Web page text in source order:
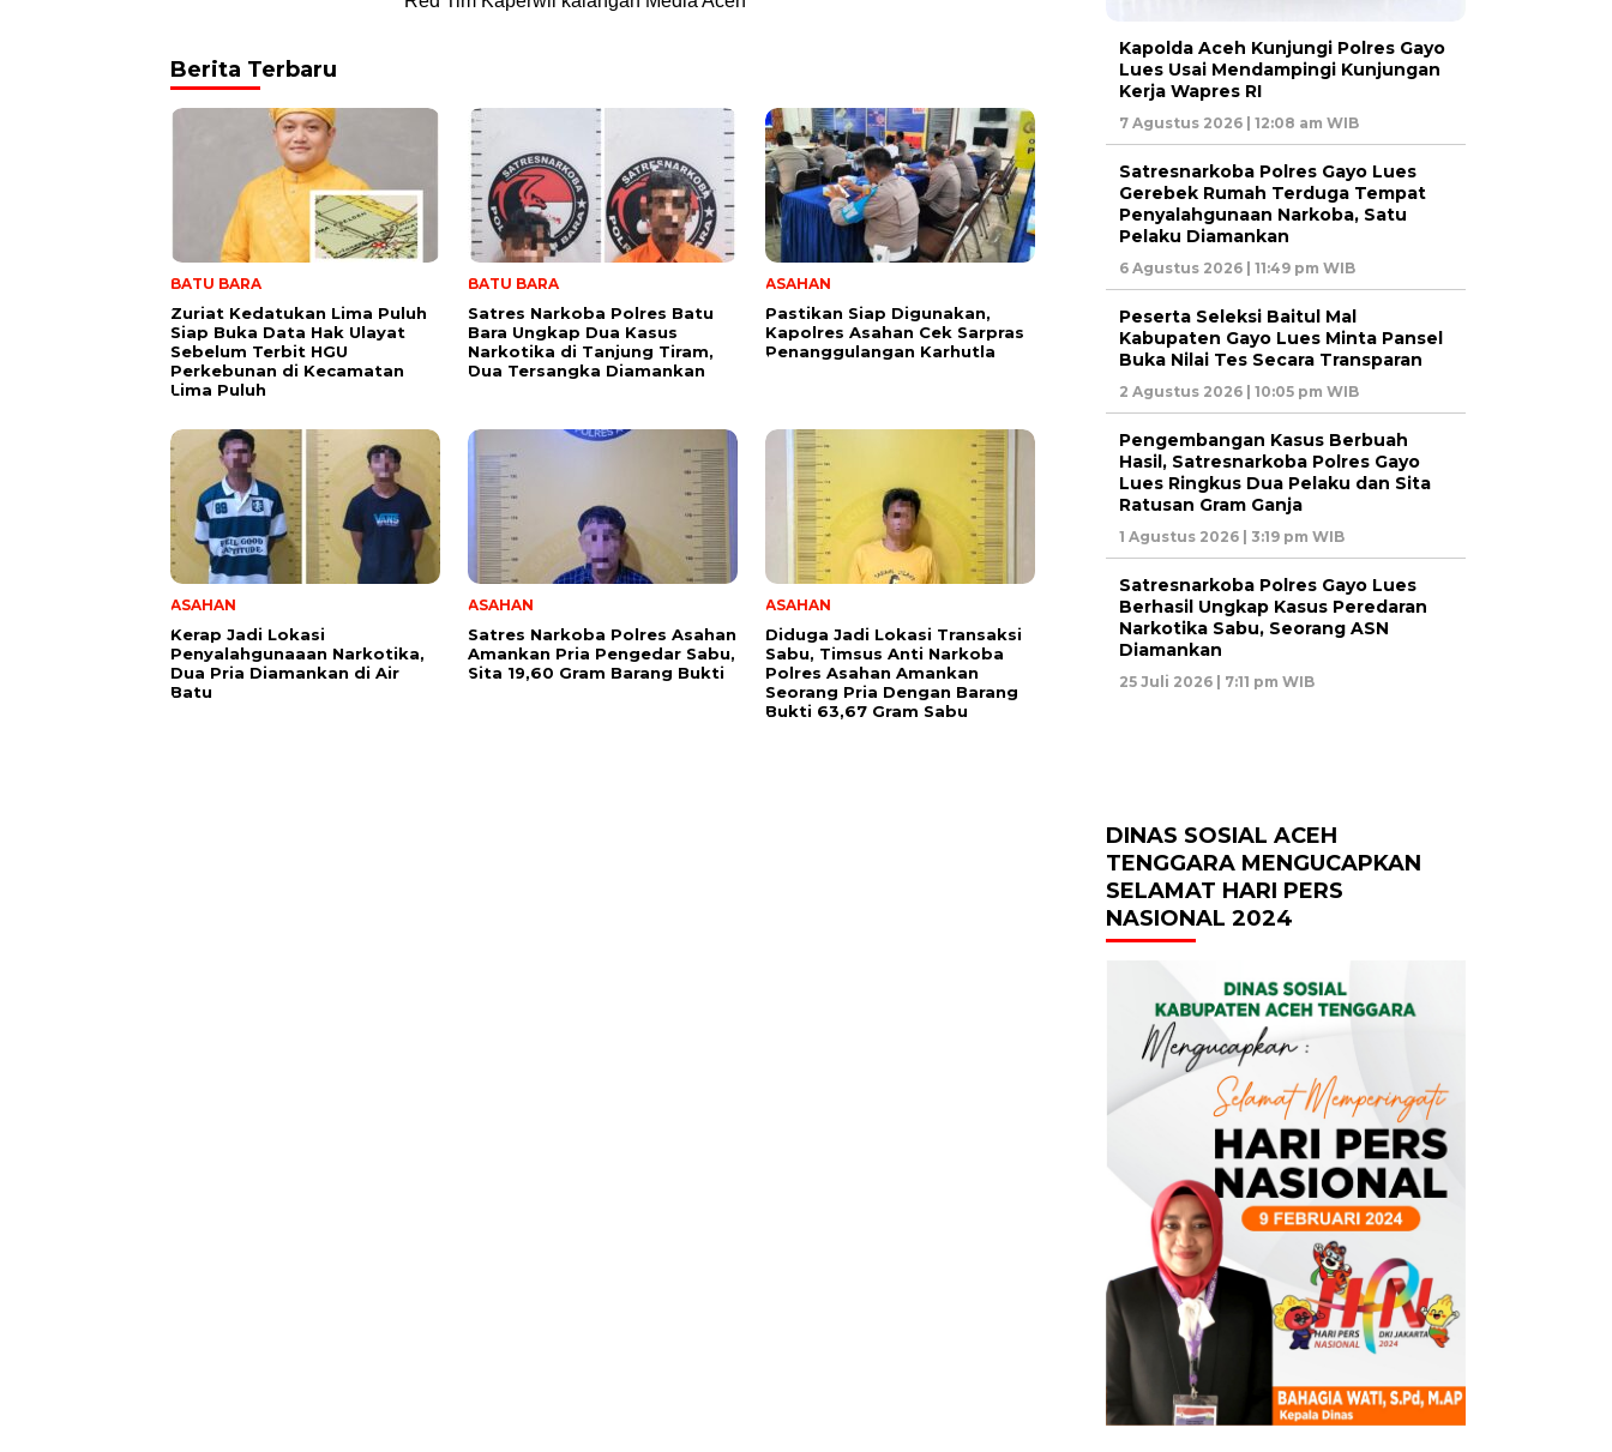
Berita Terbaru
BATU BARA
Zuriat Kedatukan Lima Puluh
Siap Buka Data Hak Ulayat
Sebelum Terbit HGU
Perkebunan di Kecamatan
Lima Puluh
BATU BARA
Satres Narkoba Polres Batu
Bara Ungkap Dua Kasus
Narkotika di Tanjung Tiram,
Dua Tersangka Diamankan
ASAHAN
Pastikan Siap Digunakan,
Kapolres Asahan Cek Sarpras
Penanggulangan Karhutla
ASAHAN
Kerap Jadi Lokasi
Penyalahgunaaan Narkotika,
Dua Pria Diamankan di Air
Batu
ASAHAN
Satres Narkoba Polres Asahan
Amankan Pria Pengedar Sabu,
Sita 19,60 Gram Barang Bukti
ASAHAN
Diduga Jadi Lokasi Transaksi
Sabu, Timsus Anti Narkoba
Polres Asahan Amankan
Seorang Pria Dengan Barang
Bukti 63,67 Gram Sabu
Kapolda Aceh Kunjungi Polres Gayo
Lues Usai Mendampingi Kunjungan
Kerja Wapres RI
7 Agustus 2026 | 12:08 am WIB
Satresnarkoba Polres Gayo Lues
Gerebek Rumah Terduga Tempat
Penyalahgunaan Narkoba, Satu
Pelaku Diamankan
6 Agustus 2026 | 11:49 pm WIB
Peserta Seleksi Baitul Mal
Kabupaten Gayo Lues Minta Pansel
Buka Nilai Tes Secara Transparan
2 Agustus 2026 | 10:05 pm WIB
Pengembangan Kasus Berbuah
Hasil, Satresnarkoba Polres Gayo
Lues Ringkus Dua Pelaku dan Sita
Ratusan Gram Ganja
1 Agustus 2026 | 3:19 pm WIB
Satresnarkoba Polres Gayo Lues
Berhasil Ungkap Kasus Peredaran
Narkotika Sabu, Seorang ASN
Diamankan
25 Juli 2026 | 7:11 pm WIB
DINAS SOSIAL ACEH
TENGGARA MENGUCAPKAN
SELAMAT HARI PERS
NASIONAL 2024